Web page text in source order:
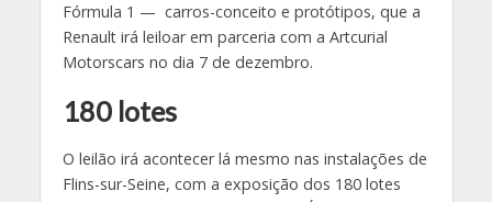
Fórmula 1 — carros-conceito e protótipos, que a
Renault irá leiloar em parceria com a Artcurial
Motorscars no dia 7 de dezembro.
180 lotes
O leilão irá acontecer lá mesmo nas instalações de
Flins-sur-Seine, com a exposição dos 180 lotes